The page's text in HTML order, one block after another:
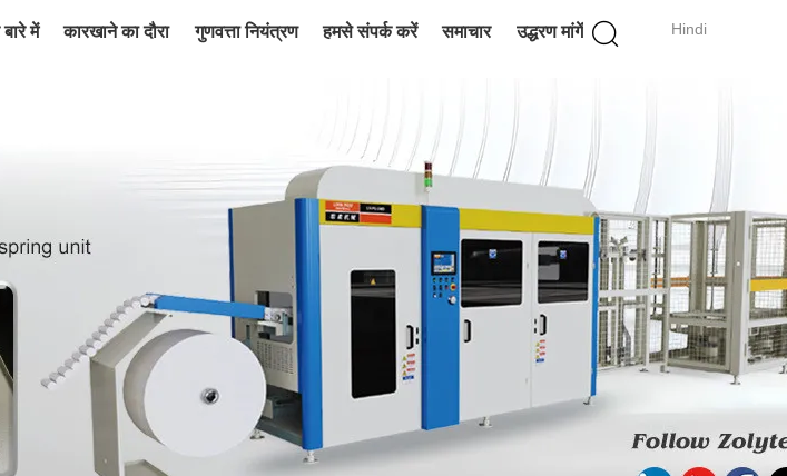
Hindi
बारे में कारखाने का दौरा गुणवत्ता नियंत्रण हमसे संपर्क करें समाचार उद्धरण मांगें